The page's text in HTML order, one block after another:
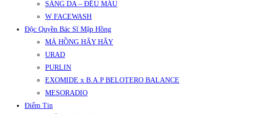
SÁNG DA – ĐỀU MÀU
W FACEWASH
Độc Quyền Bác Sĩ Mập Hồng
MÁ HỒNG HÂY HÂY
URAD
PURLIN
EXOMIDE x B.A.P BELOTERO BALANCE
MESORADIO
Điểm Tin